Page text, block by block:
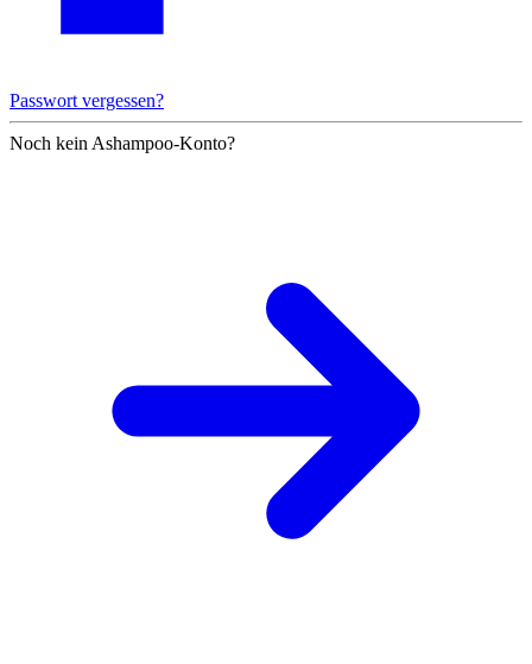
Passwort vergessen?
Noch kein Ashampoo-Konto?